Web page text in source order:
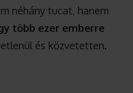
néhány tucat, hanem
több ezer emberre
és közvetetten.